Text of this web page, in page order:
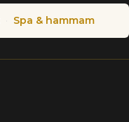
Spa & hammam